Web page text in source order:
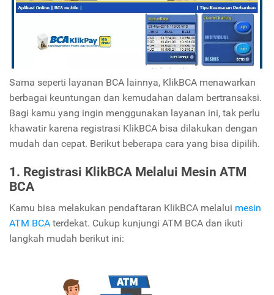
Sama seperti layanan BCA lainnya, KlikBCA menawarkan
berbagai keuntungan dan kemudahan dalam bertransaksi.
Bagi kamu yang ingin menggunakan layanan ini, tak perlu
khawatir karena registrasi KlikBCA bisa dilakukan dengan
mudah dan cepat. Berikut beberapa cara yang bisa dipilih.
1. Registrasi KlikBCA Melalui Mesin ATM
BCA
Kamu bisa melakukan pendaftaran KlikBCA melalui mesin
ATM BCA terdekat. Cukup kunjungi ATM BCA dan ikuti
langkah mudah berikut ini: